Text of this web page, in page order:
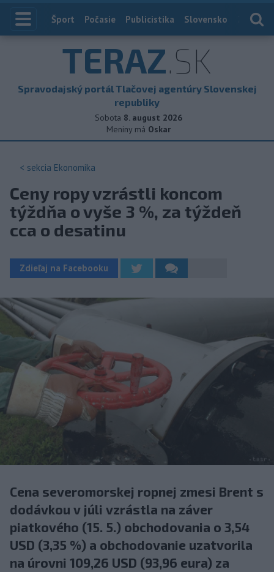
Index
Šport Počasie Publicistika Slovensko
TERAZ.SK
Spravodajský portál Tlačovej agentúry Slovenskej
republiky
Sobota 8. august 2026
Meniny má Oskar
< sekcia Ekonomika
Ceny ropy vzrástli koncom
týždňa o vyše 3 %, za týždeň
cca o desatinu
Zdieľaj na Facebooku
Cena severomorskej ropnej zmesi Brent s
dodávkou v júli vzrástla na záver
piatkového (15. 5.) obchodovania o 3,54
USD (3,35 %) a obchodovanie uzatvorila
na úrovni 109,26 USD (93,96 eura) za